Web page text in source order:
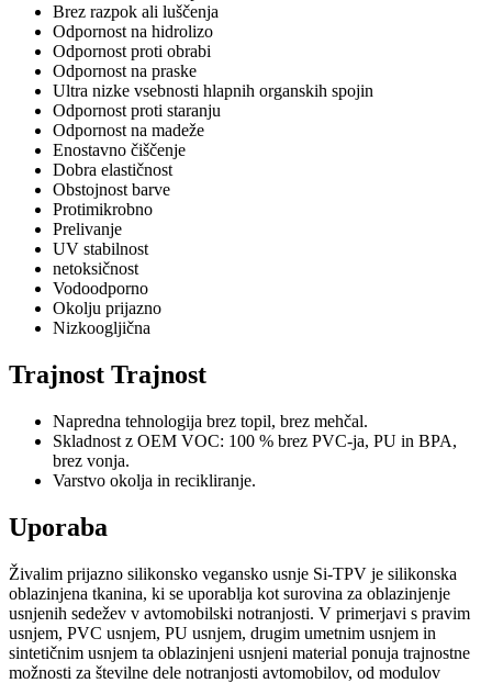
Brez razpok ali luščenja
Odpornost na hidrolizo
Odpornost proti obrabi
Odpornost na praske
Ultra nizke vsebnosti hlapnih organskih spojin
Odpornost proti staranju
Odpornost na madeže
Enostavno čiščenje
Dobra elastičnost
Obstojnost barve
Protimikrobno
Prelivanje
UV stabilnost
netoksičnost
Vodoodporno
Okolju prijazno
Nizkoogljična
Trajnost Trajnost
Napredna tehnologija brez topil, brez mehčal.
Skladnost z OEM VOC: 100 % brez PVC-ja, PU in BPA,
brez vonja.
Varstvo okolja in recikliranje.
Uporaba
Živalim prijazno silikonsko vegansko usnje Si-TPV je silikonska
oblazinjena tkanina, ki se uporablja kot surovina za oblazinjenje
usnjenih sedežev v avtomobilski notranjosti. V primerjavi s pravim
usnjem, PVC usnjem, PU usnjem, drugim umetnim usnjem in
sintetičnim usnjem ta oblazinjeni usnjeni material ponuja trajnostne
možnosti za številne dele notranjosti avtomobilov, od modulov